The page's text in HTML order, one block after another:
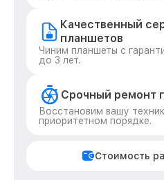
Качественный
планшетов
Чиним планшеты с
до 3 лет.
Срочный ремонт
Восстановим вашу
приоритетном порядке.
Стоимость